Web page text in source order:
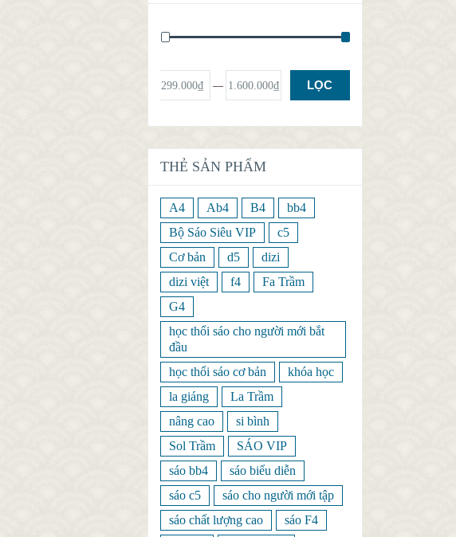
LỌC
299.000₫ — 1.600.000₫
THẺ SẢN PHẨM
A4 Ab4 B4
bb4
Bộ Sáo Siêu VIP
c5
Cơ bản
d5
dizi
dizi việt
f4
Fa Trầm
G4
học thổi sáo cho người mới bắt
đầu
học thổi sáo cơ bản
khóa học
la giáng
La Trầm
nâng cao
si bình
Sol Trầm
SÁO VIP
sáo bb4
sáo biểu diễn
sáo c5
sáo cho người mới tập
sáo chất lượng cao
sáo F4